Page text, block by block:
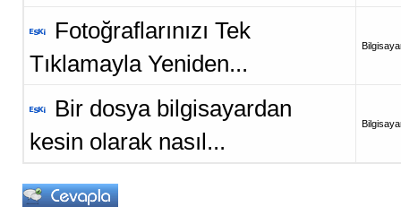
Fotoğraflarınızı Tek
Tıklamayla Yeniden...
Bir dosya bilgisayardan
kesin olarak nasıl...